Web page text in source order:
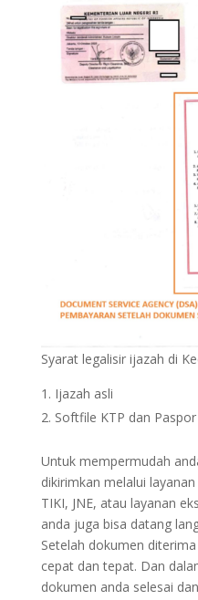
Syarat legalisir ijazah di
Ijazah asli
Softfile KTP dan Paspor
Untuk mempermudah
dikirimkan melalui
TIKI, JNE, atau layanan
anda juga bisa datang
Setelah dokumen
cepat dan tepat. Dan
dokumen anda selesai